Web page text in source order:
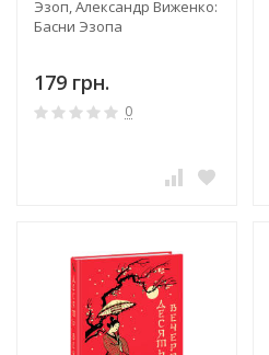
Эзоп, Александр Виженко:
Басни Эзопа
179 грн.
0